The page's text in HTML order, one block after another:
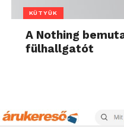
KÜTYÜK
A Nothing
fülhallgatót